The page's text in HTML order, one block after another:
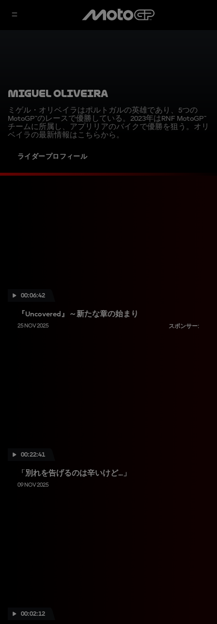
Miguel Oliveira
ミゲル・オリベイラはポルトガルの英雄であり、5つの
MotoGP™のレースで優勝している。2023年はRNF MotoGP™
チームに所属し、アプリリアのバイクで優勝を狙う。オリ
ベイラの最新情報はこちらから。
ライダープロフィール
00:06:42
『Uncovered』～新たな章の始まり
25 NOV 2025 スポンサー:
00:22:41
「別れを告げるのは辛いけど...」
09 NOV 2025
00:02:12